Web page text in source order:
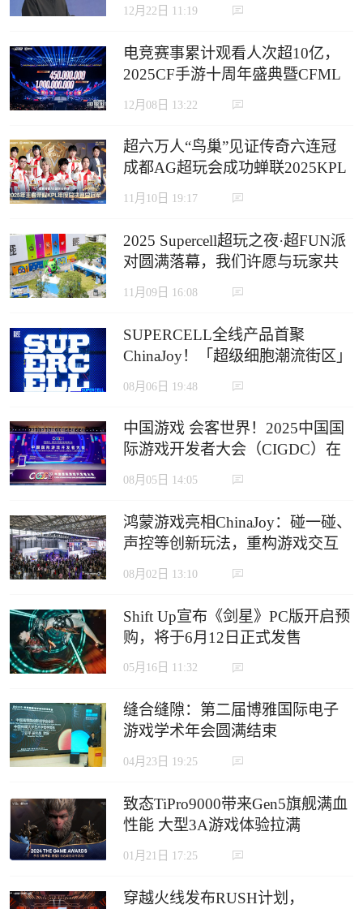
12月22日 11:19
电竞赛事累计观看人次超10亿，
2025CF手游十周年盛典暨CFML
秋季赛S18总决赛收官
12月08日 13:22
超六万人“鸟巢”见证传奇六连冠
成都AG超玩会成功蝉联2025KPL
年度总决赛冠军
11月10日 19:17
2025 Supercell超玩之夜·超FUN派
对圆满落幕，我们许愿与玩家共
赴下一个十年
11月09日 16:08
SUPERCELL全线产品首聚
ChinaJoy！「超级细胞潮流街区」
定义沉浸式游戏新生态
08月06日 19:48
中国游戏 会客世界！2025中国国
际游戏开发者大会（CIGDC）在
虹口北外滩成功举办
08月05日 14:05
鸿蒙游戏亮相ChinaJoy：碰一碰、
声控等创新玩法，重构游戏交互
边界
08月02日 13:10
Shift Up宣布《剑星》PC版开启预
购，将于6月12日正式发售
05月16日 11:32
缝合缝隙：第二届博雅国际电子
游戏学术年会圆满结束
04月23日 19:25
致态TiPro9000带来Gen5旗舰满血
性能 大型3A游戏体验拉满
01月21日 17:25
穿越火线发布RUSH计划，